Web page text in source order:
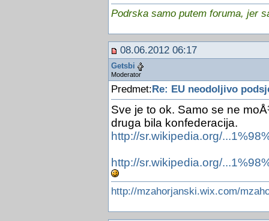
Podrska samo putem foruma, jer
08.06.2012 06:17
Getsbi
Moderator
Predmet:Re: EU neodoljivo
Sve je to ok. Samo se ne
druga bila konfederacija.
http://sr.wikipedia.org/
http://sr.wikipedia.org/
http://mzahorjanski.wix.com/